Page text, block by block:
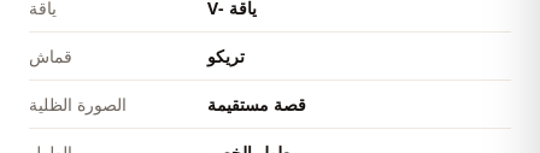
ياقة V- ياقة
قماش تريكو
الصورة الظلية قصة مستقيمة